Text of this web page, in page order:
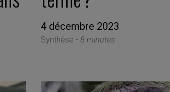
4 décembre 2023
Synthèse -8 minutes